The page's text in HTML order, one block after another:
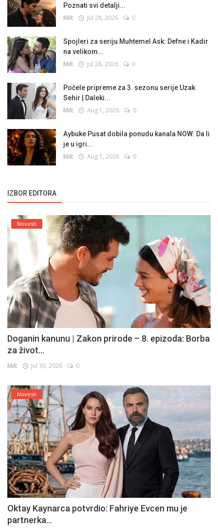
Poznati svi detalji...
Milt Jul 28, 2026 0
Spojleri za seriju Muhtemel Ask: Defne i Kadir
na velikom...
Milt Jul 28, 2026 0
Počele pripreme za 3. sezonu serije Uzak
Sehir | Daleki...
Milt Aug 1, 2026 0
Aybuke Pusat dobila ponudu kanala NOW: Da li
je u igri...
Milt Aug 1, 2026 0
IZBOR EDITORA
Novosti
Doganin kanunu | Zakon prirode – 8. epizoda: Borba
za život...
Milt Jul 30, 2026 0
Novosti
Oktay Kaynarca potvrdio: Fahriye Evcen mu je
partnerka...